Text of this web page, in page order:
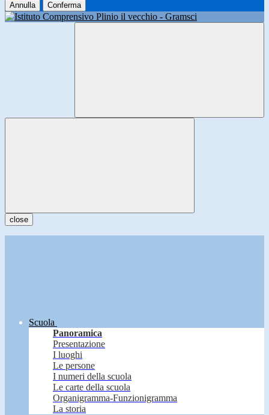
Annulla Conferma
close
Scuola
Panoramica
Presentazione
I luoghi
Le persone
I numeri della scuola
Le carte della scuola
Organigramma-Funzionigramma
La storia